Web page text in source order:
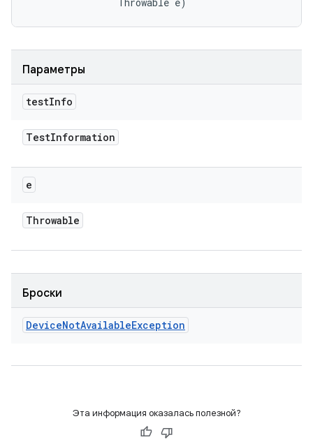
Параметры
testInfo
TestInformation
e
Throwable
Броски
DeviceNotAvailableException
Эта информация оказалась полезной?